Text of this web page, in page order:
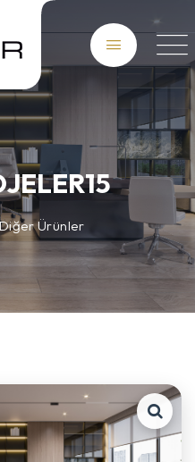
Ürünler